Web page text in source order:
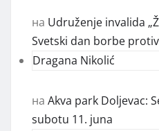
на Udruženje invalida
Svetski dan borbe
Dragana Nikolić
на Akva park Doljevac:
subotu 11. juna